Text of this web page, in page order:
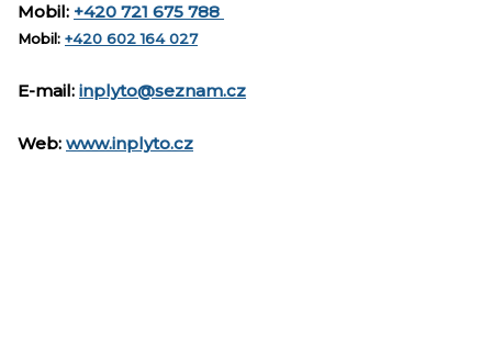
Mobil: +420 721 675 788
Mobil: +420 602 164 027
E-mail: inplyto@seznam.cz
Web: www.inplyto.cz